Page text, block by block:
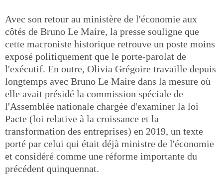
Avec son retour au ministère de l'économie aux
côtés de Bruno Le Maire, la presse souligne que
cette macroniste historique retrouve un poste moins
exposé politiquement que le porte-parolat de
l'exécutif. En outre, Olivia Grégoire travaille depuis
longtemps avec Bruno Le Maire dans la mesure où
elle avait présidé la commission spéciale de
l'Assemblée nationale chargée d'examiner la loi
Pacte (loi relative à la croissance et la
transformation des entreprises) en 2019, un texte
porté par celui qui était déjà ministre de l'économie
et considéré comme une réforme importante du
précédent quinquennat.